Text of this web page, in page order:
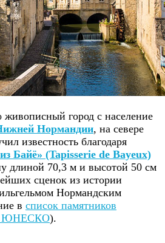
город с население
Нормандии, на севере
известность благодаря
Байё» (Tapisserie de Bayeux)
длиной 70,3 м и высотой 50 см
сценок из истории
Нормандским
в список памятников
ЮНЕСКО).